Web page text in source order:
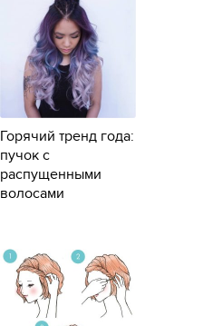
Горячий тренд года:
пучок с
распущенными
волосами